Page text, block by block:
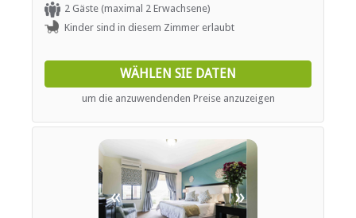
INTERNET
Kostenloses Wi-Fi
instant coffee and Air conditioning.
2 Gäste (maximal 2 Erwachsene)
Kinder sind in diesem Zimmer erlaubt
WÄHLEN SIE DATEN
um die anzuwendenden Preise anzuzeigen
« »